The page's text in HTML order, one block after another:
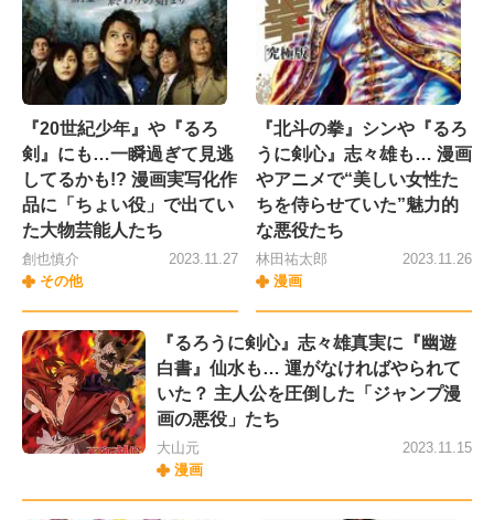
『20世紀少年』や『るろ
剣』にも…一瞬過ぎて見逃
してるかも!? 漫画実写化作
品に「ちょい役」で出てい
た大物芸能人たち
創也慎介
その他
2023.11.27
『北斗の拳』シンや『るろ
うに剣心』志々雄も… 漫画
やアニメで“美しい女性た
ちを侍らせていた”魅力的
な悪役たち
林田祐太郎
漫画
2023.11.26
『るろうに剣心』志々雄真実に『幽遊
白書』仙水も… 運がなければやられて
いた？ 主人公を圧倒した「ジャンプ漫
画の悪役」たち
大山元
漫画
2023.11.15